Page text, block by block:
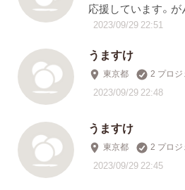
応援しています。が
2023/09/29 22:51
うますけ
東京都 2 プロ
2023/09/29 22:48
うますけ
東京都 2 プロ
2023/09/29 22:45